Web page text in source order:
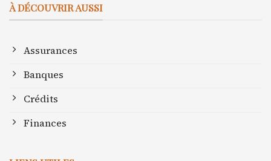
À DÉCOUVRIR AUSSI
Assurances
Banques
Crédits
Finances